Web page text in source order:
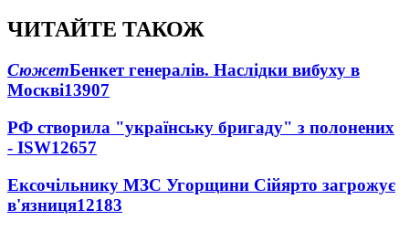
ЧИТАЙТЕ ТАКОЖ
СюжетБенкет генералів. Наслідки вибуху в
Москві13907
РФ створила "українську бригаду" з полонених
- ISW12657
Ексочільнику МЗС Угорщини Сійярто загрожує
в'язниця12183